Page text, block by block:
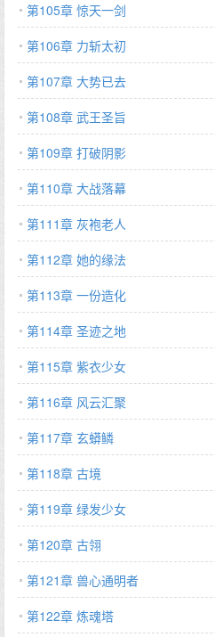
第105章 惊天一剑
第106章 力斩太初
第107章 大势已去
第108章 武王圣旨
第109章 打破阴影
第110章 大战落幕
第111章 灰袍老人
第112章 她的缘法
第113章 一份造化
第114章 圣迹之地
第115章 紫衣少女
第116章 风云汇聚
第117章 玄蟒鳞
第118章 古境
第119章 绿发少女
第120章 古翎
第121章 兽心通明者
第122章 炼魂塔